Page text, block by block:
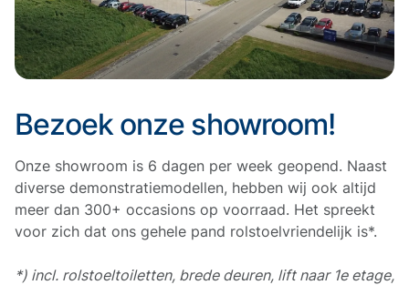
Bezoek onze showroom!
Onze showroom is 6 dagen per week geopend. Naast
diverse demonstratiemodellen, hebben wij ook altijd
meer dan 300+ occasions op voorraad. Het spreekt
voor zich dat ons gehele pand rolstoelvriendelijk is*.
*) incl. rolstoeltoiletten, brede deuren, lift naar 1e etage,